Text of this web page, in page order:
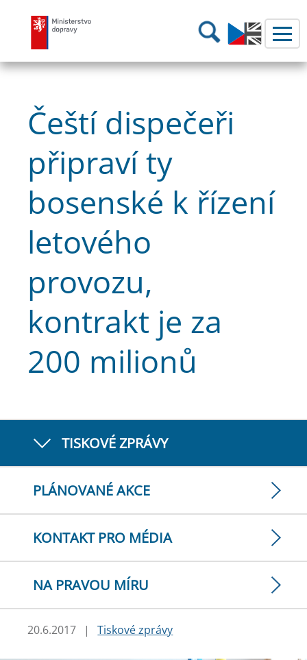
Ministerstvo dopravy Hledání
Čeští dispečeři
připraví ty
bosenské k řízení
letového
provozu,
kontrakt je za
200 milionů
TISKOVÉ ZPRÁVY
PLÁNOVANÉ AKCE
KONTAKT PRO MÉDIA
NA PRAVOU MÍRU
20.6.2017 | Tiskové zprávy